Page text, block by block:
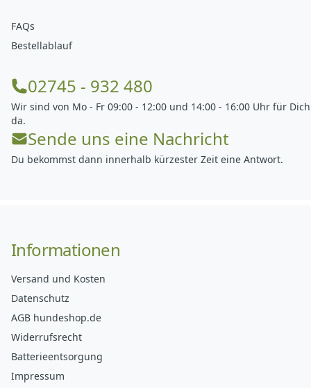
FAQs
Bestellablauf
02745 - 932 480
Wir sind von Mo - Fr 09:00 - 12:00 und 14:00 - 16:00 Uhr für Dich
da.
Sende uns eine Nachricht
Du bekommst dann innerhalb kürzester Zeit eine Antwort.
Informationen
Versand und Kosten
Datenschutz
AGB hundeshop.de
Widerrufsrecht
Batterieentsorgung
Impressum